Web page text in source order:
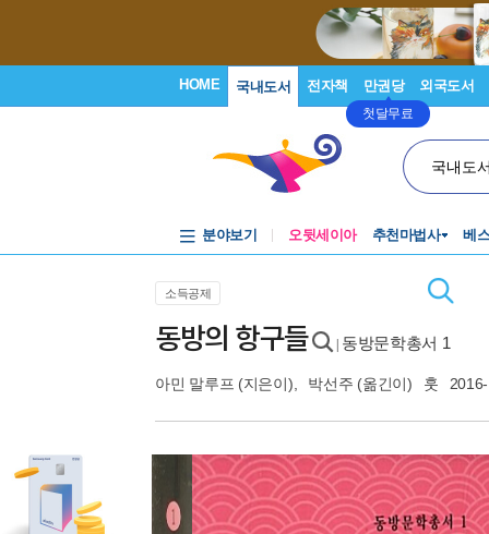
HOME 국내도서 전자책 만권당
첫달무료
외국도서
국내도
분야보기 오뒷세이아 추천마법사 베
소득공제
동방의 항구들 동방문학총서 1
아민 말루프 (지은이), 박선주 (옮긴이) 훗